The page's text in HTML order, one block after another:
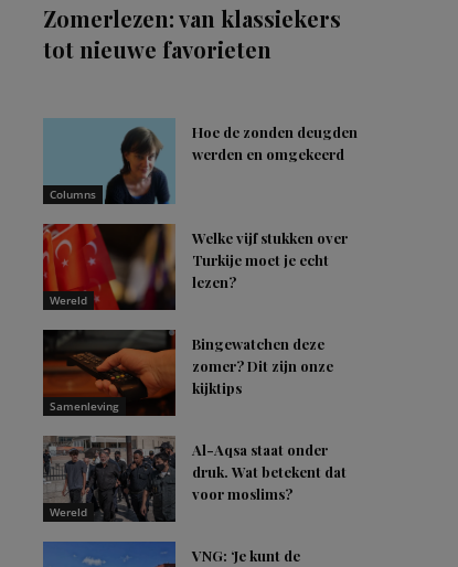
Zomerlezen: van klassiekers
tot nieuwe favorieten
Columns
Hoe de zonden deugden
werden en omgekeerd
Wereld
Welke vijf stukken over
Turkije moet je echt
lezen?
Samenleving
Bingewatchen deze
zomer? Dit zijn onze
kijktips
Wereld
Al-Aqsa staat onder
druk. Wat betekent dat
voor moslims?
VNG: ‘Je kunt de